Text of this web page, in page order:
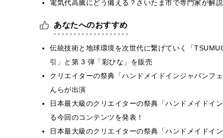
電気代高騰にどう備える？さいたま市で専門家が解
あなたへのおすすめ
伝統技術と地球環境を次世代に繋げていく「
引」と第 3 弾「彩ひな」を販売
クリエイターの祭典「ハンドメイドインジャパンフ
んらが出演
日本最大級のクリエイターの祭典「ハンドメイドイ
る今回のコンテンツを発表！
日本最大級のクリエイターの祭典「ハンドメイドイ